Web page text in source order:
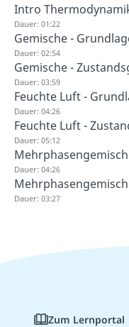
Intro
Dauer: 01:22
Gemische -
Dauer: 02:54
Gemische -
Dauer: 03:59
Feuchte Luft -
Dauer: 04:26
Feuchte Luft -
Dauer: 05:12
Dauer: 04:26
Dauer: 03:27
Zum Lernportal